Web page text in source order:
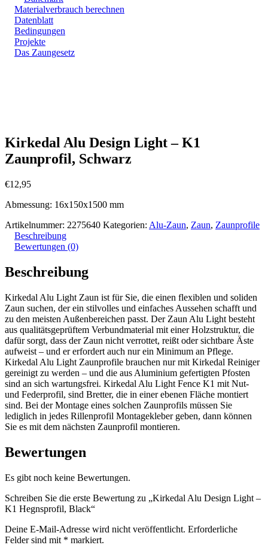
Materialverbrauch berechnen
Datenblatt
Bedingungen
Projekte
Das Zaungesetz
Kirkedal Alu Design Light – K1
Zaunprofil, Schwarz
€12,95
Abmessung: 16x150x1500 mm
Artikelnummer: 2275640 Kategorien: Alu-Zaun, Zaun, Zaunprofile
Beschreibung
Bewertungen (0)
Beschreibung
Kirkedal Alu Light Zaun ist für Sie, die einen flexiblen und soliden
Zaun suchen, der ein stilvolles und einfaches Aussehen schafft und
zu den meisten Außenbereichen passt. Der Zaun Alu Light besteht
aus qualitätsgeprüftem Verbundmaterial mit einer Holzstruktur, die
dafür sorgt, dass der Zaun nicht verrottet, reißt oder sichtbare Äste
aufweist – und er erfordert auch nur ein Minimum an Pflege.
Kirkedal Alu Light Zaunprofile brauchen nur mit Kirkedal Reiniger
gereinigt zu werden – und die aus Aluminium gefertigten Pfosten
sind an sich wartungsfrei. Kirkedal Alu Light Fence K1 mit Nut-
und Federprofil, sind Bretter, die in einer ebenen Fläche montiert
sind. Bei der Montage eines solchen Zaunprofils müssen Sie
lediglich in jedes Rillenprofil Montagekleber geben, dann können
Sie es mit dem nächsten Zaunprofil montieren.
Bewertungen
Es gibt noch keine Bewertungen.
Schreiben Sie die erste Bewertung zu „Kirkedal Alu Design Light –
K1 Hegnsprofil, Black“
Deine E-Mail-Adresse wird nicht veröffentlicht. Erforderliche
Felder sind mit * markiert.